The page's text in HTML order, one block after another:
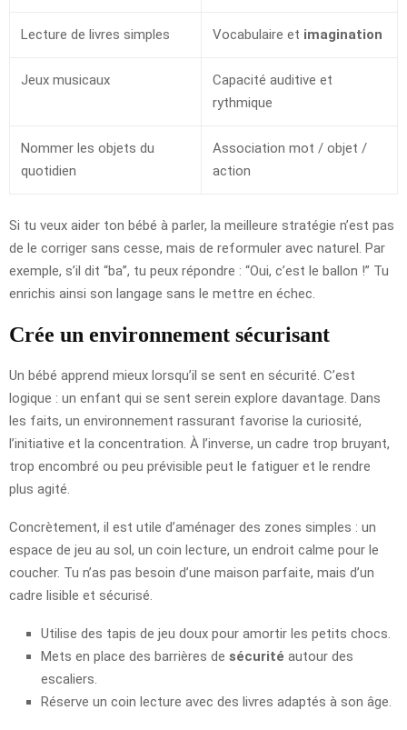
Lecture de livres simples Vocabulaire et imagination
Jeux musicaux
Capacité auditive et
rythmique
Nommer les objets du
quotidien
Association mot / objet /
action
Si tu veux aider ton bébé à parler, la meilleure stratégie n’est pas
de le corriger sans cesse, mais de reformuler avec naturel. Par
exemple, s’il dit “ba”, tu peux répondre : “Oui, c’est le ballon !” Tu
enrichis ainsi son langage sans le mettre en échec.
Crée un environnement sécurisant
Un bébé apprend mieux lorsqu’il se sent en sécurité. C’est
logique : un enfant qui se sent serein explore davantage. Dans
les faits, un environnement rassurant favorise la curiosité,
l’initiative et la concentration. À l’inverse, un cadre trop bruyant,
trop encombré ou peu prévisible peut le fatiguer et le rendre
plus agité.
Concrètement, il est utile d’aménager des zones simples : un
espace de jeu au sol, un coin lecture, un endroit calme pour le
coucher. Tu n’as pas besoin d’une maison parfaite, mais d’un
cadre lisible et sécurisé.
Utilise des tapis de jeu doux pour amortir les petits chocs.
Mets en place des barrières de sécurité autour des
escaliers.
Réserve un coin lecture avec des livres adaptés à son âge.